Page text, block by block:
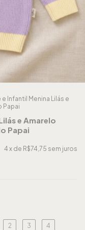
Infantil Menina Lilás e
Papai
e Amarelo
Papai
4 x de R$74,75 sem juros
2 3 4